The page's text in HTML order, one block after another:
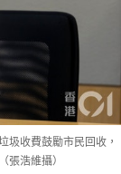
圾收費鼓勵市民回收，
張浩維攝）